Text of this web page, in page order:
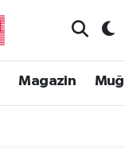
Magazin